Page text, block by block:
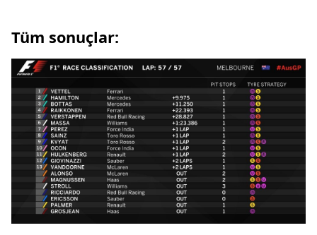
Tüm sonuçlar: